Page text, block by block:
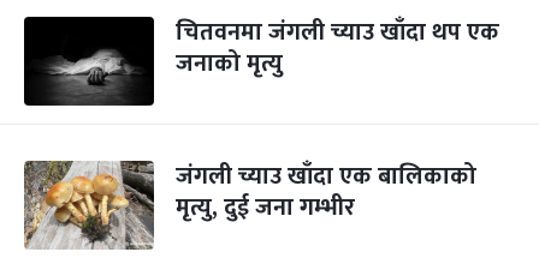
चितवनमा जंगली च्याउ खाँदा थप एक
जनाको मृत्यु
जंगली च्याउ खाँदा एक बालिकाको
मृत्यु, दुई जना गम्भीर